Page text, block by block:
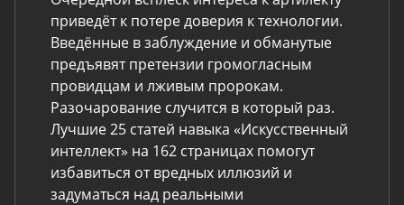
приведёт к потере доверия к технологии.
Введённые в заблуждение и обманутые
предъявят претензии громогласным
провидцам и лживым пророкам.
Разочарование случится в который раз.
Лучшие 25 статей навыка «Искусственный
интеллект» на 162 страницах помогут
избавиться от вредных иллюзий и
задуматься над реальными